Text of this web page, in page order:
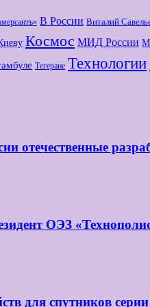
В России Виталий
Космос МИД России
Тегеране Технологии
отечественные
ОЭЗ
для спутников